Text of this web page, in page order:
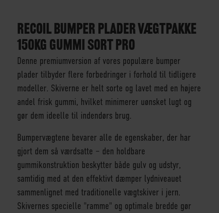
RECOIL BUMPER PLADER VÆGTPAKKE
150KG GUMMI SORT PRO
Denne premiumversion af vores populære bumper
plader tilbyder flere forbedringer i forhold til tidligere
modeller. Skiverne er helt sorte og lavet med en højere
andel frisk gummi, hvilket minimerer uønsket lugt og
gør dem ideelle til indendørs brug.
Bumpervægtene bevarer alle de egenskaber, der har
gjort dem så værdsatte – den holdbare
gummikonstruktion beskytter både gulv og udstyr,
samtidig med at den effektivt dæmper lydniveauet
sammenlignet med traditionelle vægtskiver i jern.
Skivernes specielle "ramme" og optimale bredde gør